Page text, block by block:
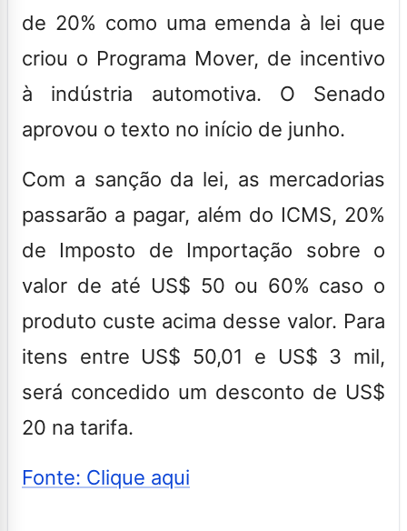
de 20% como uma emenda à lei que
criou o Programa Mover, de incentivo
à indústria automotiva. O Senado
aprovou o texto no início de junho.
Com a sanção da lei, as mercadorias
passarão a pagar, além do ICMS, 20%
de Imposto de Importação sobre o
valor de até US$ 50 ou 60% caso o
produto custe acima desse valor. Para
itens entre US$ 50,01 e US$ 3 mil,
será concedido um desconto de US$
20 na tarifa.
Fonte: Clique aqui